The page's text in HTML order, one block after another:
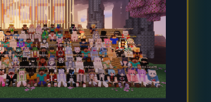
弊客户端、外挂或利用漏
永久封禁。 请尊重他人建
坏将被回档并封禁。本服
，所有内容均可免费体
遇到问题请联系管理团队或
常会尽快处理。 注册流
。
生物群系，地貌景观丰富
居家建造、大型红石工程
长期定居开荒的优质服务
【生存一区｜自定义群系